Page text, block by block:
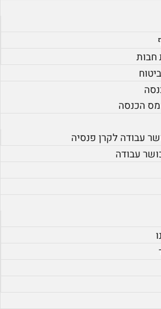
חבות
הכנסה
עבודה לקרן פנסיה
עבודה